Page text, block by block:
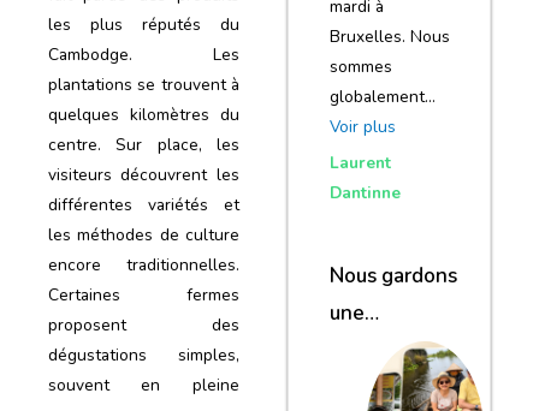
les plus réputés du
Cambodge. Les
plantations se trouvent à
quelques kilomètres du
centre. Sur place, les
visiteurs découvrent les
différentes variétés et
les méthodes de culture
encore traditionnelles.
Certaines fermes
proposent des
dégustations simples,
souvent en pleine
mardi à
Bruxelles. Nous
sommes
globalement…
Voir plus
Laurent
Dantinne
Nous gardons
une
excellente
impression de